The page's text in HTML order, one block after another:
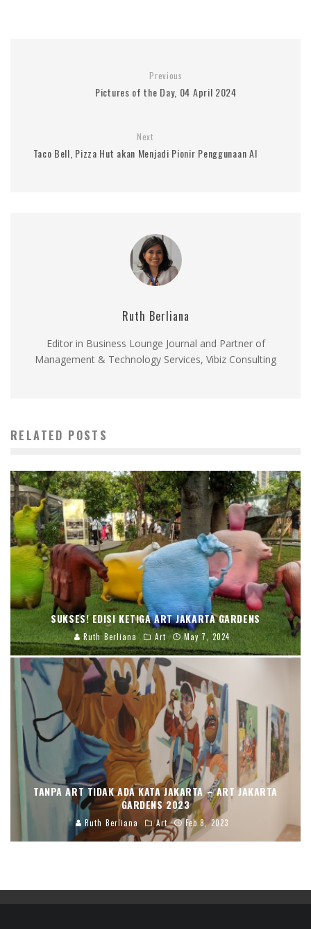
Previous
Pictures of the Day, 04 April 2024
Next
Taco Bell, Pizza Hut akan Menjadi Pionir Penggunaan AI
Ruth Berliana
Editor in Business Lounge Journal and Partner of
Management & Technology Services, Vibiz Consulting
RELATED POSTS
SUKSES! EDISI KETIGA ART JAKARTA GARDENS
Ruth Berliana Art May 7, 2024
TANPA ART TIDAK ADA KATA JAKARTA – ART JAKARTA
GARDENS 2023
Ruth Berliana Art Feb 8, 2023